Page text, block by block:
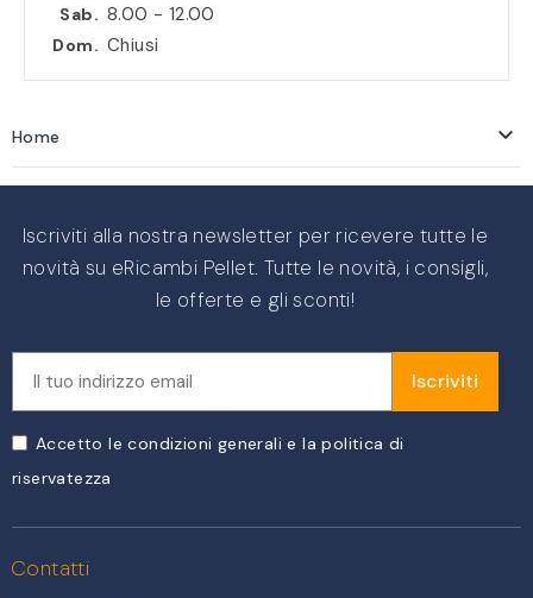
Sab. 8.00 - 12.00
Dom. Chiusi
Home 
Iscriviti alla nostra newsletter per ricevere tutte le
novità su eRicambi Pellet. Tutte le novità, i consigli,
le offerte e gli sconti!
Iscriviti
Accetto le condizioni generali e la politica di
riservatezza
Contatti